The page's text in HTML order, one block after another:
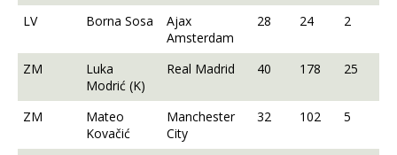
LV Borna Sosa
Ajax
Amsterdam
28 24 2
ZM
Luka
Modrić (K)
Real Madrid 40 178 25
ZM
Mateo
Kovačić
Manchester
City
32 102 5